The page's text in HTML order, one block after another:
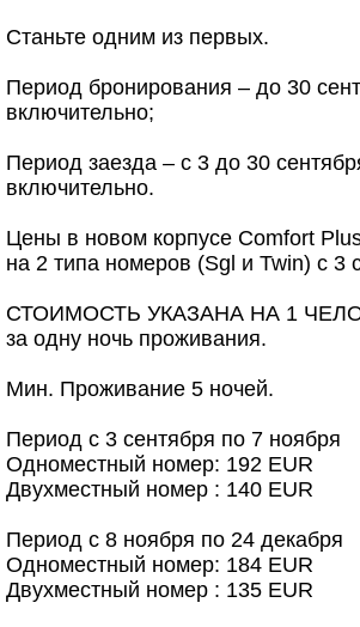
Станьте одним из первых.
Период бронирования – до 30
включительно;
Период заезда – с 3 до 30
включительно.
Цены в новом корпусе Comfort
на 2 типа номеров (Sgl и Twin) с 3
СТОИМОСТЬ УКАЗАНА НА 1
за одну ночь проживания.
Мин. Проживание 5 ночей.
Период с 3 сентября по 7 ноября
Одноместный номер: 192 EUR
Двухместный номер : 140 EUR
Период с 8 ноября по 24 декабря
Одноместный номер: 184 EUR
Двухместный номер : 135 EUR